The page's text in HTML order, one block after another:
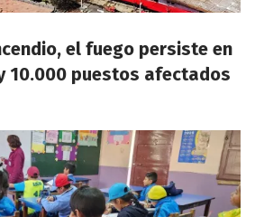
el fuego persiste en
10.000 puestos afectados